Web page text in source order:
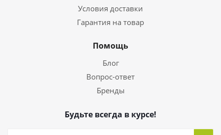
Условия доставки
Гарантия на товар
Помощь
Блог
Вопрос-ответ
Бренды
Будьте всегда в курсе!